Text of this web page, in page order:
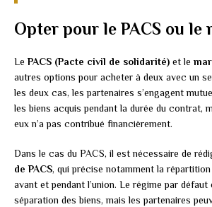
Opter pour le PACS ou le
LePACS (Pacte civil de solidarité) et le
autres options pour acheter à deux avec un
les deux cas, les partenaires s’engagent
les biens acquis pendant la durée du contrat,
eux n’a pas contribué financièrement.
Dans le cas du PACS, il est nécessaire de
de PACS, qui précise notamment la
avant et pendant l’union. Le régime par défaut
séparation des biens, mais les partenaires